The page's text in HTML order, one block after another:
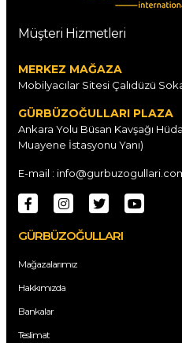
Müşteri Hizmetleri
MERKEZ MAĞAZA
Mobilyacılar Sitesi Çalıdüzü
GÜRBÜZOĞULLARI PLAZA
Ankara Yolu Büsan Kavşağı
Muayene İstasyonu Yanı)
E-mail :
GÜRBÜZOĞULLARI
Mağazalarımız
Hakkımızda
Bankalar
Teslimat